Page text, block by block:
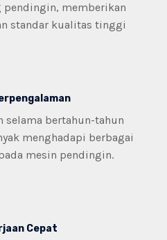
pendingin, memberikan
standar kualitas tinggi
selama bertahun-tahun
menghadapi berbagai
mesin pendingin.
Cepat